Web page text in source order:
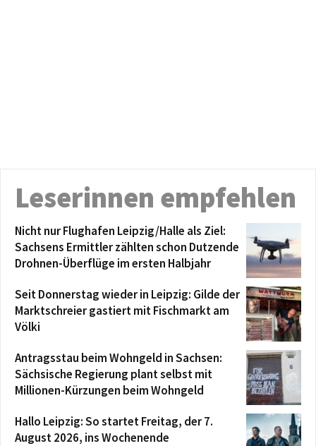
Leserinnen empfehlen
Nicht nur Flughafen Leipzig/Halle als Ziel:
Sachsens Ermittler zählten schon Dutzende
Drohnen-Überflüge im ersten Halbjahr
Seit Donnerstag wieder in Leipzig: Gilde der
Marktschreier gastiert mit Fischmarkt am
Völki
Antragsstau beim Wohngeld in Sachsen:
Sächsische Regierung plant selbst mit
Millionen-Kürzungen beim Wohngeld
Hallo Leipzig: So startet Freitag, der 7.
August 2026, ins Wochenende